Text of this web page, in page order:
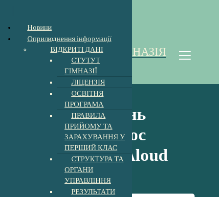
ХОЛМКІВСЬКА ГІМНАЗІЯ
Homoki Gimnázium
Всесвітній день
читання вголос
(World Read Aloud
Новини
Оприлюднення інформації
ВІДКРИТІ ДАНІ
СТУТУТ
ГІМНАЗІЇ
ЛІЦЕНЗІЯ
ОСВІТНЯ
ПРОГРАМА
ПРАВИЛА
ПРИЙОМУ ТА
ЗАРАХУВАННЯ У
ПЕРШИЙ КЛАС
СТРУКТУРА ТА
ОРГАНИ
УПРАВЛІННЯ
РЕЗУЛЬТАТИ
Відкрити Панель інструментів